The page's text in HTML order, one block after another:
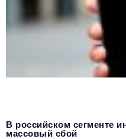
В российском сегменте
массовый сбой